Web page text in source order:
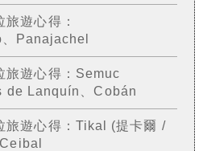
遊心得：
Panajachel
旅遊心得：Semuc
de Lanquín、Cobán
旅遊心得：Tikal (提卡爾 /